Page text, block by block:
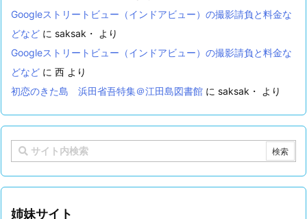
Googleストリートビュー（インドアビュー）の撮影請負と料金な
どなど に saksak・
より
Googleストリートビュー（インドアビュー）の撮影請負と料金な
どなど に 西 より
初恋のきた島 浜田省吾特集＠江田島図書館 に saksak・ より
姉妹サイト